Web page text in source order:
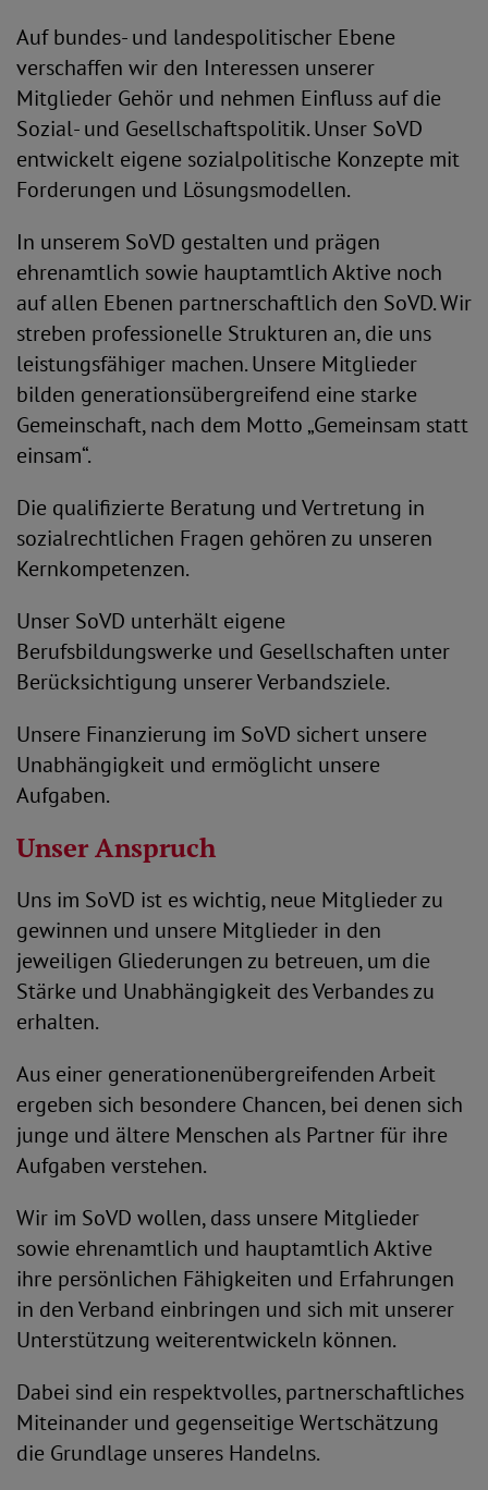
Auf bundes- und landespolitischer Ebene
verschaffen wir den Interessen unserer
Mitglieder Gehör und nehmen Einfluss auf die
Sozial- und Gesellschaftspolitik. Unser SoVD
entwickelt eigene sozialpolitische Konzepte mit
Forderungen und Lösungsmodellen.
In unserem SoVD gestalten und prägen
ehrenamtlich sowie hauptamtlich Aktive noch
auf allen Ebenen partnerschaftlich den SoVD. Wir
streben professionelle Strukturen an, die uns
leistungsfähiger machen. Unsere Mitglieder
bilden generationsübergreifend eine starke
Gemeinschaft, nach dem Motto „Gemeinsam statt
einsam“.
Die qualifizierte Beratung und Vertretung in
sozialrechtlichen Fragen gehören zu unseren
Kernkompetenzen.
Unser SoVD unterhält eigene
Berufsbildungswerke und Gesellschaften unter
Berücksichtigung unserer Verbandsziele.
Unsere Finanzierung im SoVD sichert unsere
Unabhängigkeit und ermöglicht unsere
Aufgaben.
Unser Anspruch
Uns im SoVD ist es wichtig, neue Mitglieder zu
gewinnen und unsere Mitglieder in den
jeweiligen Gliederungen zu betreuen, um die
Stärke und Unabhängigkeit des Verbandes zu
erhalten.
Aus einer generationenübergreifenden Arbeit
ergeben sich besondere Chancen, bei denen sich
junge und ältere Menschen als Partner für ihre
Aufgaben verstehen.
Wir im SoVD wollen, dass unsere Mitglieder
sowie ehrenamtlich und hauptamtlich Aktive
ihre persönlichen Fähigkeiten und Erfahrungen
in den Verband einbringen und sich mit unserer
Unterstützung weiterentwickeln können.
Dabei sind ein respektvolles, partnerschaftliches
Miteinander und gegenseitige Wertschätzung
die Grundlage unseres Handelns.